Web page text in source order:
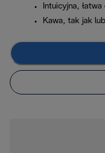
Intuicyjna, łatwa
Kawa, tak jak